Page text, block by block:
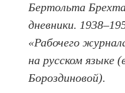
Бертольта
дневники.
«Рабочего
на русском языке
Бороздиновой).